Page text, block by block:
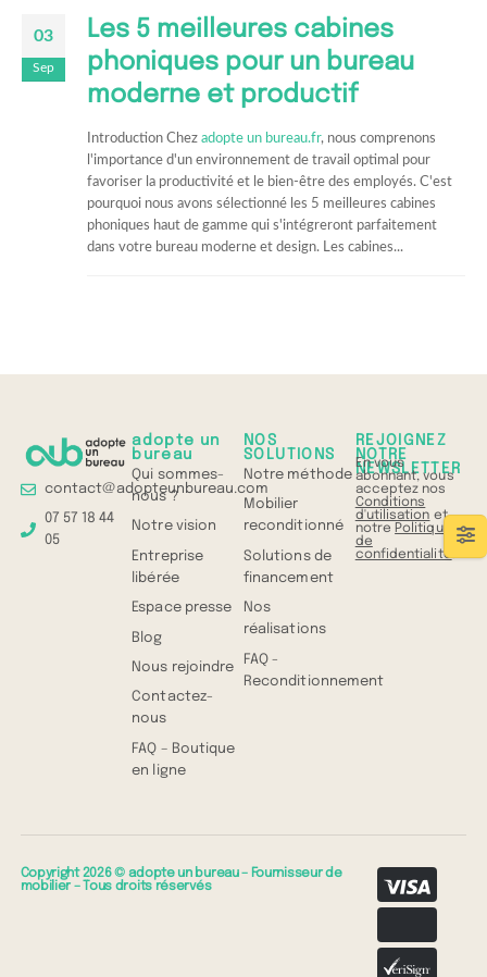
03
Sep
Les 5 meilleures cabines
phoniques pour un bureau
moderne et productif
Introduction Chez adopte un bureau.fr, nous comprenons
l'importance d'un environnement de travail optimal pour
favoriser la productivité et le bien-être des employés. C'est
pourquoi nous avons sélectionné les 5 meilleures cabines
phoniques haut de gamme qui s'intégreront parfaitement
dans votre bureau moderne et design. Les cabines...
contact@adopteunbureau.com
07 57 18 44
05
adopte un
bureau
Qui sommes-
nous ?
Notre vision
Entreprise
libérée
Espace presse
Blog
Nous rejoindre
Contactez-
nous
FAQ – Boutique
en ligne
NOS
SOLUTIONS
Notre méthode
Mobilier
reconditionné
Solutions de
financement
Nos
réalisations
FAQ -
Reconditionnement
REJOIGNEZ
NOTRE
NEWSLETTER
En vous
abonnant, vous
acceptez nos
Conditions
d'utilisation et
notre Politique
de
confidentialité
Copyright 2026 © adopte un bureau – Fournisseur de
mobilier – Tous droits réservés